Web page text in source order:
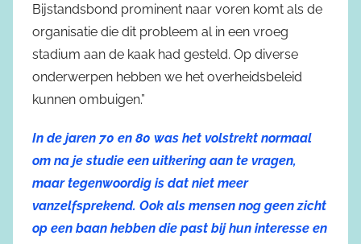
Bijstandsbond prominent naar voren komt als de
organisatie die dit probleem al in een vroeg
stadium aan de kaak had gesteld. Op diverse
onderwerpen hebben we het overheidsbeleid
kunnen ombuigen.”
In de jaren 70 en 80 was het volstrekt normaal
om na je studie een uitkering aan te vragen,
maar tegenwoordig is dat niet meer
vanzelfsprekend. Ook als mensen nog geen zicht
op een baan hebben die past bij hun interesse en